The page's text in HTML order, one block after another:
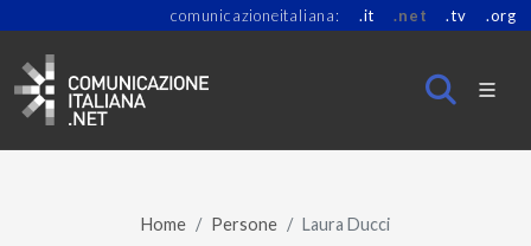
comunicazioneitaliana: .it .net .tv .org
Home Persone Laura Ducci